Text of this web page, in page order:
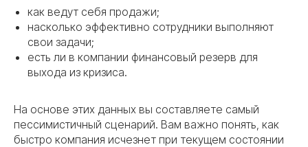
как ведут себя продажи;
насколько эффективно сотрудники выполняют
свои задачи;
есть ли в компании финансовый резерв для
выхода из кризиса.
На основе этих данных вы составляете самый
пессимистичный сценарий. Вам важно понять, как
быстро компания исчезнет при текущем состоянии